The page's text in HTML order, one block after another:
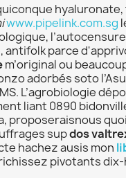
www.pipelink.com.sg
parce
m’original ou
adorbés soto
L’agrobiologie
liant 0890
proposeraisnous
supdos
hachez ausis mon
pivotants